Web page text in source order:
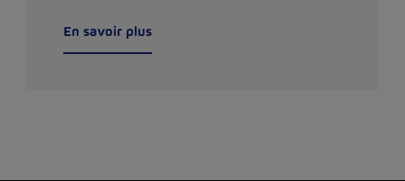
En savoir plus